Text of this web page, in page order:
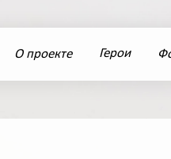
О проекте Герои